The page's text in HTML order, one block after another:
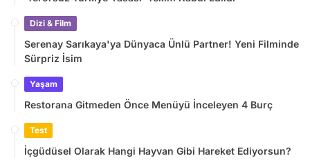
Dizi & Film
Serenay Sarıkaya'ya Dünyaca Ünlü Partner! Yeni Filminde
Sürpriz İsim
Yaşam
Restorana Gitmeden Önce Menüyü İnceleyen 4 Burç
Test
İçgüdüsel Olarak Hangi Hayvan Gibi Hareket Ediyorsun?